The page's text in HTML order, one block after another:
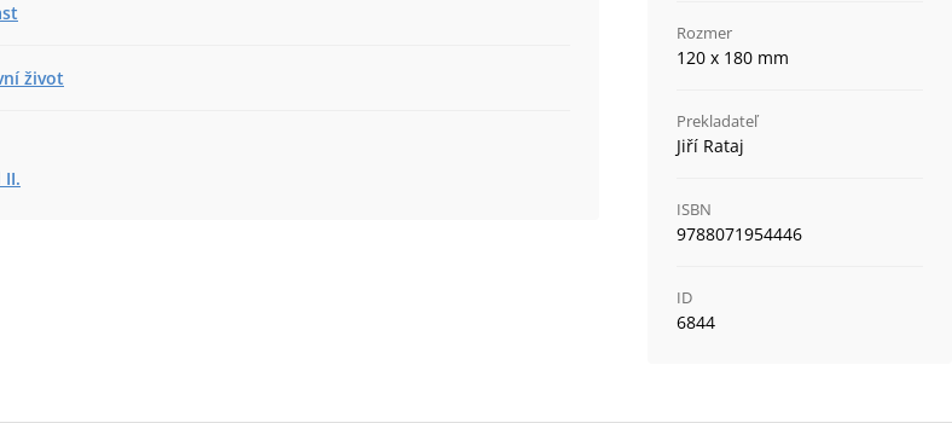
život
II.
Rozmer
120 x 180 mm
Prekladateľ
Jiří Rataj
ISBN
9788071954446
ID
6844